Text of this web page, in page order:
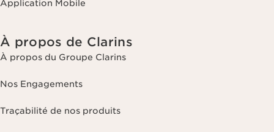
Application Mobile
À propos de Clarins
À propos du Groupe Clarins
Nos Engagements
Traçabilité de nos produits